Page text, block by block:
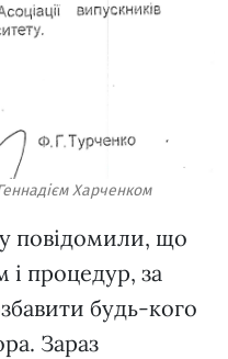
Харченком
повідомили, що
процедур, за
будь-кого
Зараз